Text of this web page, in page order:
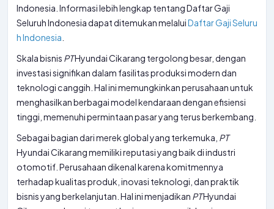
Indonesia. Informasi lebih lengkap tentang Daftar Gaji
Seluruh Indonesia dapat ditemukan melaluiDaftar Gaji Seluru
h Indonesia
Skala bisnis PTHyundai Cikarang tergolong besar, dengan
investasi signifikan dalam fasilitas produksi modern dan
teknologi canggih. Hal ini memungkinkan perusahaan untuk
menghasilkan berbagai model kendaraan dengan efisiensi
tinggi, memenuhi permintaan pasar yang terus berkembang.
Sebagai bagian dari merek global yang terkemuka, PT
Hyundai Cikarang memiliki reputasi yang baik di industri
otomotif. Perusahaan dikenal karena komitmennya
terhadap kualitas produk, inovasi teknologi, dan praktik
bisnis yang berkelanjutan. Hal ini menjadikan PTHyundai